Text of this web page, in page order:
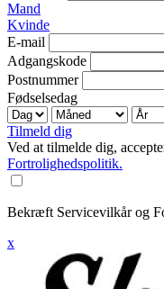
Mand
Kvinde
E-mail
Adgangskode
Postnummer
Fødselsedag
Tilmeld dig
Ved at tilmelde dig,
Fortrolighedspolitik.
Bekræft Servicevilkår og
x